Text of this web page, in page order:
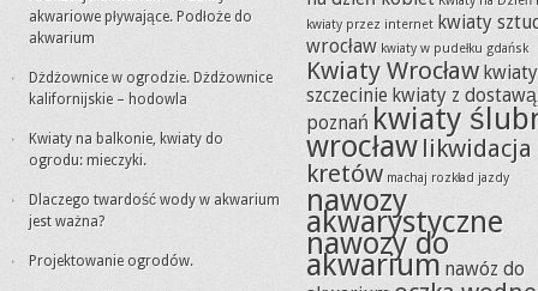
akwariowe pływające. Podłoże do
akwarium
Dżdżownice w ogrodzie. Dżdżownice
kalifornijskie – hodowla
Kwiaty na balkonie, kwiaty do
ogrodu: mieczyki.
Dlaczego twardość wody w akwarium
jest ważna?
Projektowanie ogrodów.
kwiaty przez internet kwiaty
wrocław kwiaty w pudełku gdańsk
Kwiaty Wrocław
szczecinie kwiaty z dostawą
poznań kwiaty
wrocław likwidacja
kretów machaj rozkład jazdy
nawozy
akwarystyczne
nawozy do
akwarium nawóz do